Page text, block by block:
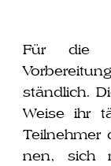
Für die
ständ­lich.
Weise ihr
Teilnehmer
nen, sich